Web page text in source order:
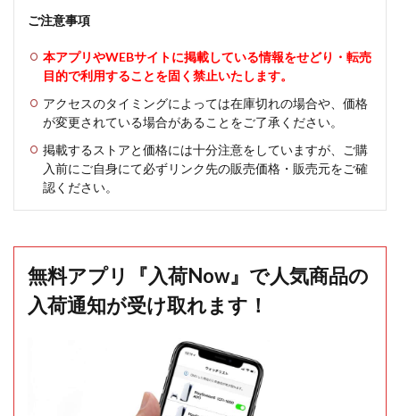
ご注意事項
本アプリやWEBサイトに掲載している情報をせどり・転売
目的で利用することを固く禁止いたします。
アクセスのタイミングによっては在庫切れの場合や、価格
が変更されている場合があることをご了承ください。
掲載するストアと価格には十分注意をしていますが、ご購
入前にご自身にて必ずリンク先の販売価格・販売元をご確
認ください。
無料アプリ『入荷Now』で人気商品の
入荷通知が受け取れます！